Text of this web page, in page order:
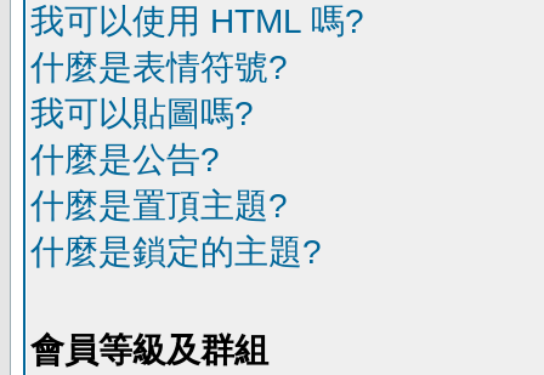
我可以使用 HTML 嗎?
什麼是表情符號?
我可以貼圖嗎?
什麼是公告?
什麼是置頂主題?
什麼是鎖定的主題?
會員等級及群組